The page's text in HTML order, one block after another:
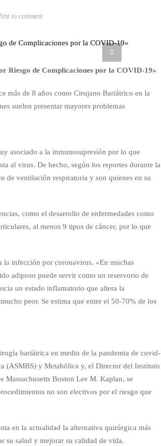
to comment
Riesgo de Complicaciones por la COVID-19»
más de 8 años como Cirujano Bariátrico en la
suelen presentar mayores problemas
asociado a la inmunosupresión por lo que
al virus. De hecho, según los reportes durante la
de ventilación respiratoria y son quienes en su
como el desarrollo de enfermedades como
al menos 9 tipos de cáncer, por lo que
la infección por coronavirus. «En muchas
adiposo puede servir como un reservorio de
un estado inflamatorio que altera la
peor. Se estima que entre el 50-70% de los
bariátrica en medio de la pandemia de covid-
(ASMBS) y Metabólica y, el Director del Instituto
Boston Lee M. Kaplan, se
no son electivos por el riesgo que
en la actualidad la alternativa quirúrgica más
su salud y mejorar su calidad de vida.⁣